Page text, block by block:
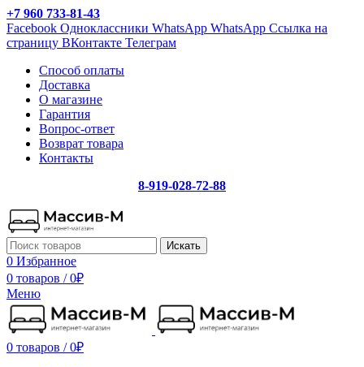
+7 960 733-81-43
Facebook Одноклассники WhatsApp WhatsApp Ссылка на
страницу ВКонтакте Телеграм
Способ оплаты
Доставка
О магазине
Гарантия
Вопрос-ответ
Возврат товара
Контакты
8-919-028-72-88
Искать
0 Избранное
0 товаров / 0₽
Меню
0 товаров / 0₽